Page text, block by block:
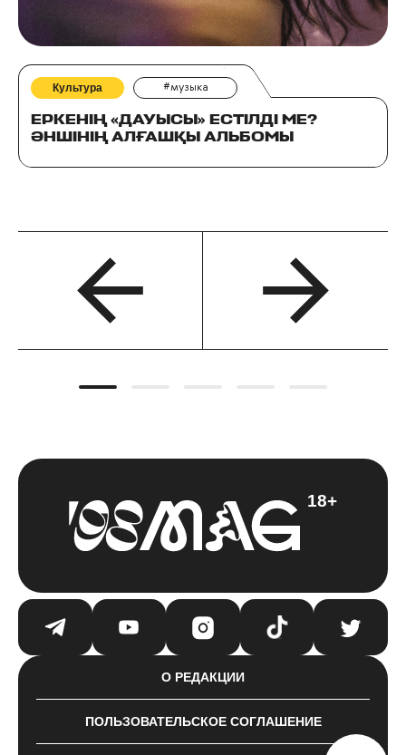
Культура #музыка
ЕРКЕНІҢ «ДАУЫСЫ» ЕСТІЛДІ МЕ?
ӘНШІНІҢ АЛҒАШҚЫ АЛЬБОМЫ
18+
О РЕДАКЦИИ
ПОЛЬЗОВАТЕЛЬСКОЕ СОГЛАШЕНИЕ